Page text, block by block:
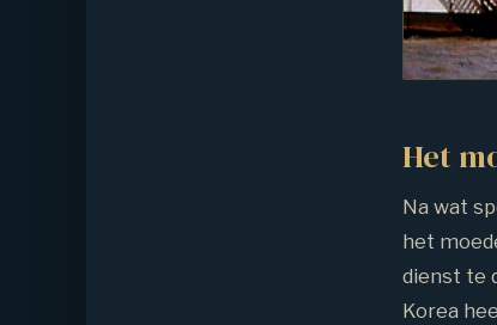
Het
Na wat
het
dienst te
Korea